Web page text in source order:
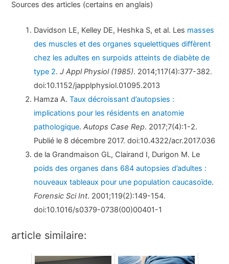
Sources des articles (certains en anglais)
Davidson LE, Kelley DE, Heshka S, et al. Les masses
des muscles et des organes squelettiques diffèrent
chez les adultes en surpoids atteints de diabète de
type 2.J Appl Physiol (1985). 2014;117(4):377-382.
doi:10.1152/japplphysiol.01095.2013
Hamza A.Taux décroissant d’autopsies :
implications pour les résidents en anatomie
pathologique.Autops Case Rep. 2017;7(4):1-2.
Publié le 8 décembre 2017. doi:10.4322/acr.2017.036
de la Grandmaison GL, Clairand I, Durigon M. Le
poids des organes dans 684 autopsies d’adultes :
nouveaux tableaux pour une population caucasoïde.
Forensic Sci Int. 2001;119(2):149-154.
doi:10.1016/s0379-0738(00)00401-1
article similaire: